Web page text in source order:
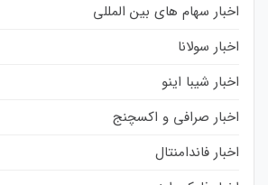
اخبار سهام های بین المللی
اخبار سولانا
اخبار شیبا اینو
اخبار صرافی و اکسچنج
اخبار فاندامنتال